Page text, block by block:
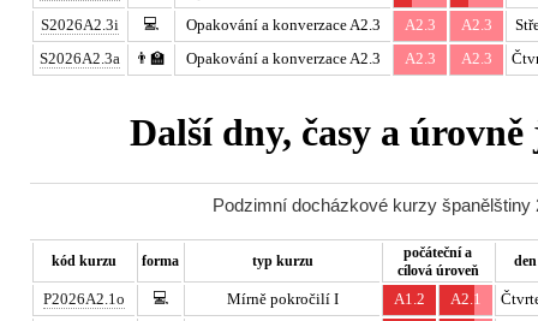
S2026A2.3i
💻 Opakování a konverzace A2.3 A2.3 A2.3
S2026A2.3a
👨‍🏫 Opakování a konverzace A2.3 A2.3 A2.3
Další dny, časy a
Podzimní docházkové kurzy
kód kurzu forma typ kurzu
počáteční a
cílová úroveň
den
P2026A2.1o 💻 Mírně pokročilí I A1.2 A2.1